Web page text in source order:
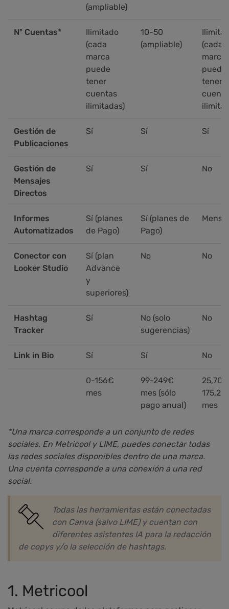
(ampliable)
Nº Cuentas*
Ilimitado
(cada
marca
puede
tener
cuentas
ilimitadas)
10-50
(ampliable)
(cada
marca
puede
tener
Gestión de
Publicaciones
Sí Sí Sí
Gestión de
Mensajes
Directos
Sí Sí No
Informes
Automatizados
Sí (planes
de Pago)
Sí (planes de
Pago)
Conector con
Looker Studio
Sí (plan
Advance
y
superiores)
No No
Hashtag
Tracker
Sí
No (solo
sugerencias)
No
Link in Bio Sí Sí No
0-156€
mes
99-249€
mes (sólo
pago anual)
25,70-
mes
*Una marca corresponde a un conjunto de redes
sociales. En Metricool y LIME, puedes conectar todas
las redes sociales disponibles dentro de una marca.
Una cuenta corresponde a una conexión a una red
social.
Todas las herramientas están conectadas
con Canva (salvo LIME) y cuentan con
diferentes asistentes IA para la redacción
de copys y/o la selección de hashtags.
1. Metricool